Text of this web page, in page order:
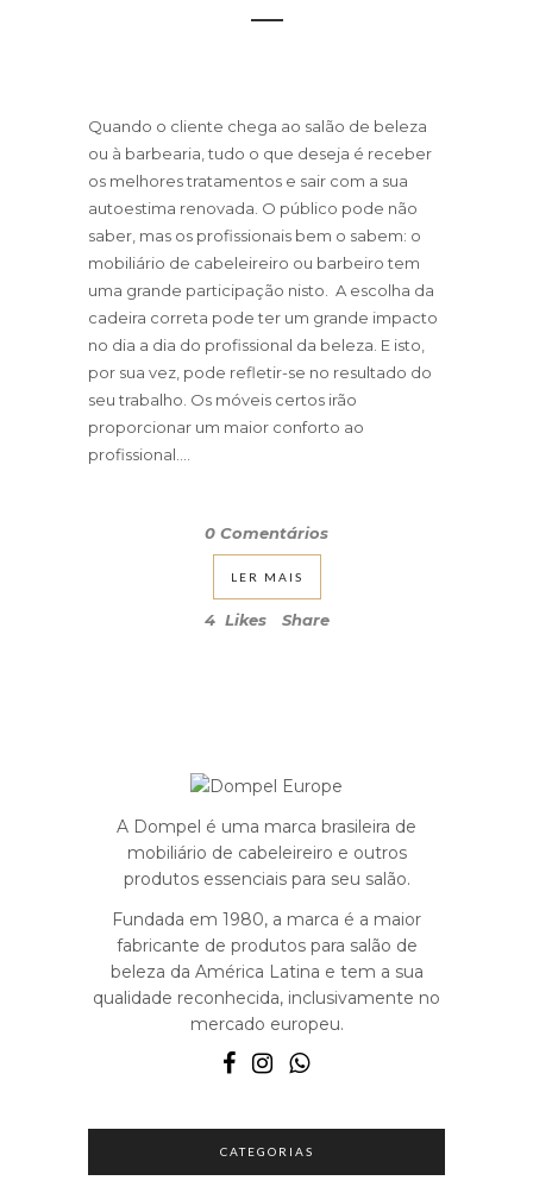
Quando o cliente chega ao salão de beleza
ou à barbearia, tudo o que deseja é receber
os melhores tratamentos e sair com a sua
autoestima renovada. O público pode não
saber, mas os profissionais bem o sabem: o
mobiliário de cabeleireiro ou barbeiro tem
uma grande participação nisto. A escolha da
cadeira correta pode ter um grande impacto
no dia a dia do profissional da beleza. E isto,
por sua vez, pode refletir-se no resultado do
seu trabalho. Os móveis certos irão
proporcionar um maior conforto ao
profissional....
0 Comentários
LER MAIS
4 Likes Share
A Dompel é uma marca brasileira de
mobiliário de cabeleireiro e outros
produtos essenciais para seu salão.
Fundada em 1980, a marca é a maior
fabricante de produtos para salão de
beleza da América Latina e tem a sua
qualidade reconhecida, inclusivamente no
mercado europeu.
CATEGORIAS